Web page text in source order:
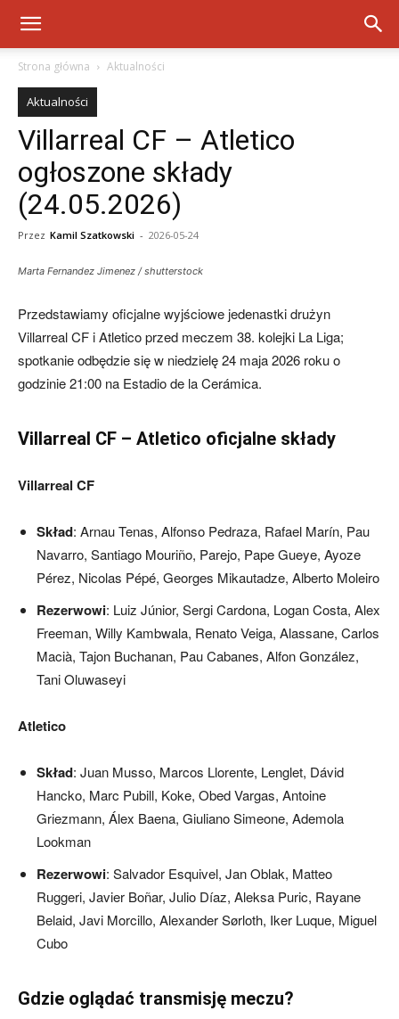
Strona główna Aktualności
Aktualności
Villarreal CF – Atletico
ogłoszone składy
(24.05.2026)
Przez Kamil Szatkowski - 2026-05-24
Marta Fernandez Jimenez / shutterstock
Przedstawiamy oficjalne wyjściowe jedenastki drużyn
Villarreal CF i Atletico przed meczem 38. kolejki La Liga;
spotkanie odbędzie się w niedzielę 24 maja 2026 roku o
godzinie 21:00 na Estadio de la Cerámica.
Villarreal CF – Atletico oficjalne składy
Villarreal CF
Skład: Arnau Tenas, Alfonso Pedraza, Rafael Marín, Pau
Navarro, Santiago Mouriño, Parejo, Pape Gueye, Ayoze
Pérez, Nicolas Pépé, Georges Mikautadze, Alberto Moleiro
Rezerwowi: Luiz Júnior, Sergi Cardona, Logan Costa, Alex
Freeman, Willy Kambwala, Renato Veiga, Alassane, Carlos
Macià, Tajon Buchanan, Pau Cabanes, Alfon González,
Tani Oluwaseyi
Atletico
Skład: Juan Musso, Marcos Llorente, Lenglet, Dávid
Hancko, Marc Pubill, Koke, Obed Vargas, Antoine
Griezmann, Álex Baena, Giuliano Simeone, Ademola
Lookman
Rezerwowi: Salvador Esquivel, Jan Oblak, Matteo
Ruggeri, Javier Boñar, Julio Díaz, Aleksa Puric, Rayane
Belaid, Javi Morcillo, Alexander Sørloth, Iker Luque, Miguel
Cubo
Gdzie oglądać transmisję meczu?